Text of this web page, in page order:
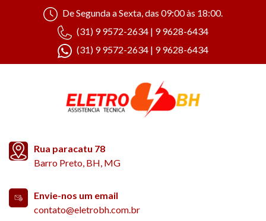
De Segunda a Sexta, das 09:00 às 18:00.
(31) 9 9572-2634 | 9 9628-6434
(31) 9 9572-2634 | 9 9628-6434
Rua paracatu 78
Barro Preto, BH, MG
Envie-nos um email
contato@eletrobh.com.br